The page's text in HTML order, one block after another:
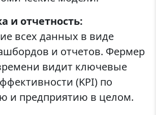
и отчетность:
всех данных в виде
и отчетов. Фермер
видит ключевые
(KPI) по
и предприятию в целом.